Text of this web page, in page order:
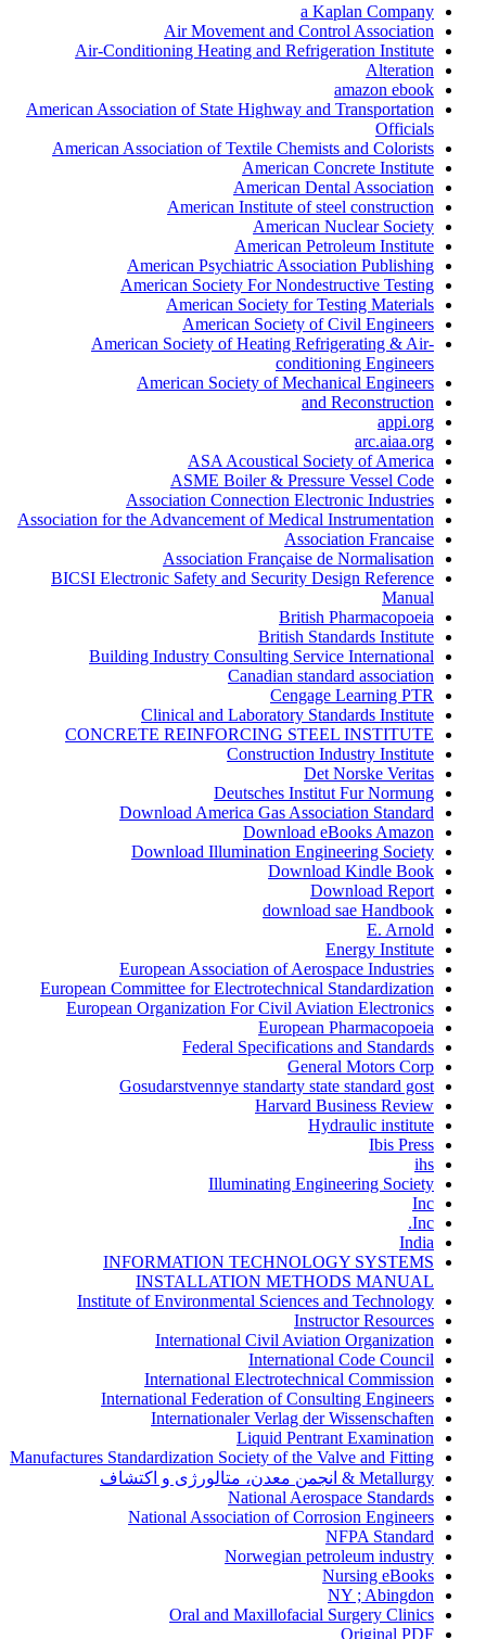
a Kaplan Company
Air Movement and Control Association
Air-Conditioning Heating and Refrigeration Institute
Alteration
amazon ebook
American Association of State Highway and Transportation
Officials
American Association of Textile Chemists and Colorists
American Concrete Institute
American Dental Association
American Institute of steel construction
American Nuclear Society
American Petroleum Institute
American Psychiatric Association Publishing
American Society For Nondestructive Testing
American Society for Testing Materials
American Society of Civil Engineers
American Society of Heating Refrigerating & Air-
conditioning Engineers
American Society of Mechanical Engineers
and Reconstruction
appi.org
arc.aiaa.org
ASA Acoustical Society of America
ASME Boiler & Pressure Vessel Code
Association Connection Electronic Industries
Association for the Advancement of Medical Instrumentation
Association Francaise
Association Française de Normalisation
BICSI Electronic Safety and Security Design Reference
Manual
British Pharmacopoeia
British Standards Institute
Building Industry Consulting Service International
Canadian standard association
Cengage Learning PTR
Clinical and Laboratory Standards Institute
CONCRETE REINFORCING STEEL INSTITUTE
Construction Industry Institute
Det Norske Veritas
Deutsches Institut Fur Normung
Download America Gas Association Standard
Download eBooks Amazon
Download Illumination Engineering Society
Download Kindle Book
Download Report
download sae Handbook
E. Arnold
Energy Institute
European Association of Aerospace Industries
European Committee for Electrotechnical Standardization
European Organization For Civil Aviation Electronics
European Pharmacopoeia
Federal Specifications and Standards
General Motors Corp
Gosudarstvennye standarty state standard gost
Harvard Business Review
Hydraulic institute
Ibis Press
ihs
Illuminating Engineering Society
Inc
Inc.
India
INFORMATION TECHNOLOGY SYSTEMS
INSTALLATION METHODS MANUAL
Institute of Environmental Sciences and Technology
Instructor Resources
International Civil Aviation Organization
International Code Council
International Electrotechnical Commission
International Federation of Consulting Engineers
Internationaler Verlag der Wissenschaften
Liquid Pentrant Examination
Manufactures Standardization Society of the Valve and Fitting
Metallurgy & انجمن معدن، متالورژی و اکتشاف
National Aerospace Standards
National Association of Corrosion Engineers
NFPA Standard
Norwegian petroleum industry
Nursing eBooks
NY ; Abingdon
Oral and Maxillofacial Surgery Clinics
Original PDF